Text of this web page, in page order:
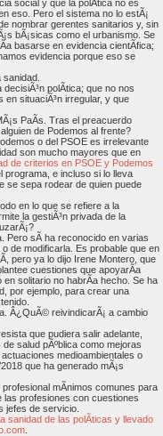
social y que la polÃ­tica no es
eso. Pero el sistema no lo estÃ¡
nombrar gerentes sanitarios y, sin
bÃ¡sicas como el urbanismo. Se
basarse en evidencia cientÃ­fica;
evidencia porque eso se
polÃ­tica; que no nos
en situaciÃ³n irregular, y que
PaÃ­s. Tras el preacuerdo
de Podemos al frente?
o del PSOE es irrelevante
son mucho mayores que en
de criterios en PSOE y Podemos
programa, e incluso si lo lleva
se sepa rodear de quien puede
en lo que se refiere a la
la gestiÃ³n privada de la
Pero sÃ­ ha reconocido en varias
de modificarla. Es probable que en
pero ya lo dijo Irene Montero, que
cuestiones que apoyarÃ­a
solitario no habrÃ­a hecho. Se ha
por ejemplo, para crear una
Â¿QuÃ© reivindicarÃ¡ a cambio
que pudiera salir adelante,
salud pÃºblica como mejoras
medioambientales o
que ha generado mÃ¡s
mÃ­nimos comunes para
las profesiones con cuestiones
jefes de servicio.
sanidad de las polÃ­ticas y llevado